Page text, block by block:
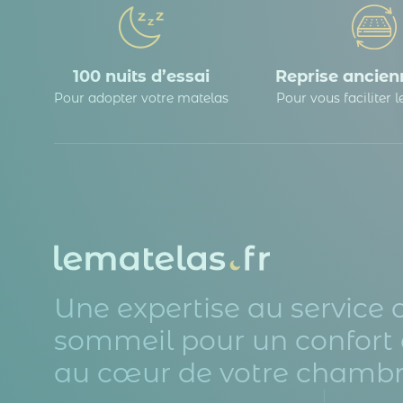
100 nuits d’essai
Pour adopter votre matelas
Reprise
Pour vous faciliter
Une expertise au service
sommeil pour un confort
au cœur de votre